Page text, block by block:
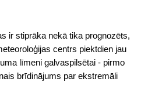
ir stiprāka nekā tika prognozēts,
centrs piektdien jau
līmeni galvaspilsētai - pirmo
brīdinājums par ekstremāli